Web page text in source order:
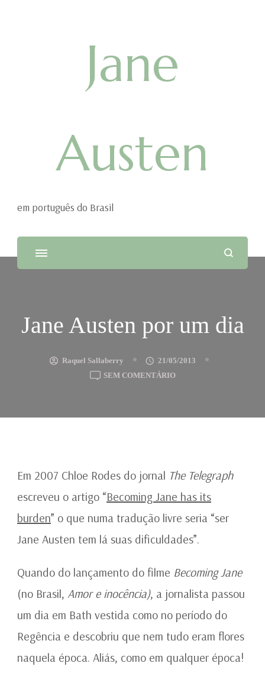
Jane
Austen
em português do Brasil
Jane Austen por um dia
Raquel Sallaberry
21/05/2013
SEM COMENTÁRIOEM
POR
Em 2007 Chloe Rodes do jornal The Telegraph
escreveu o artigo “Becoming Jane has its
burden” o que numa tradução livre seria “ser
Jane Austen tem lá suas dificuldades”.
Quando do lançamento do filme Becoming Jane
(no Brasil, Amor e inocência), a jornalista passou
um dia em Bath vestida como no período do
Regência e descobriu que nem tudo eram flores
naquela época. Aliás, como em qualquer época!